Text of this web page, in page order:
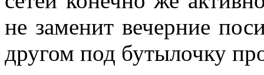
не заменит вечерние
другом под бутылочку